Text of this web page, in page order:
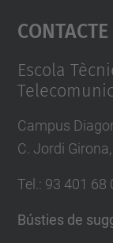
Contacte
Escola
Campus
C. Jordi
Tel. : 93 401 68
Bústies de